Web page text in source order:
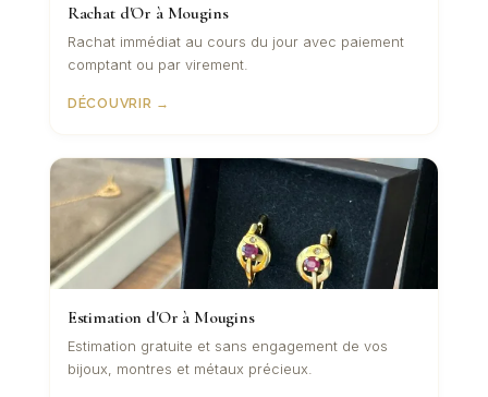
Rachat d'Or à Mougins
Rachat immédiat au cours du jour avec paiement
comptant ou par virement.
DÉCOUVRIR →
Estimation d'Or à Mougins
Estimation gratuite et sans engagement de vos
bijoux, montres et métaux précieux.